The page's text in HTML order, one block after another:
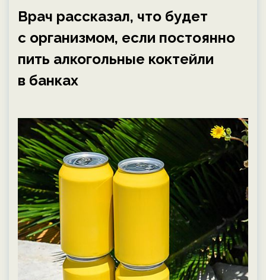
Врач рассказал, что будет
с организмом, если постоянно
пить алкогольные коктейли
в банках